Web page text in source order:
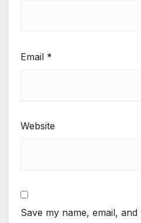
Email *
Website
Save my name, email, and